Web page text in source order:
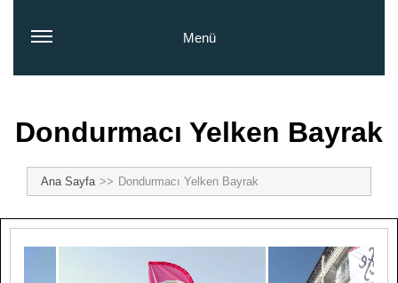
Dondurmacı Yelken Bayrak
Ana Sayfa Dondurmacı Yelken Bayrak
Menü